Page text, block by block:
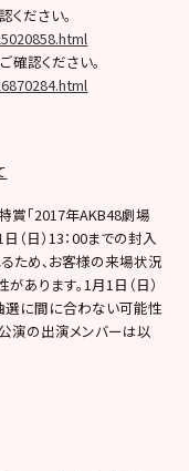
ださい。
確認ください。
賞「2017年AKB48劇場
（日）13：00までの封入
ため､お客様の来場状況
あります。1月1日（日）
選に間に合わない可能性
演の出演メンバーは以